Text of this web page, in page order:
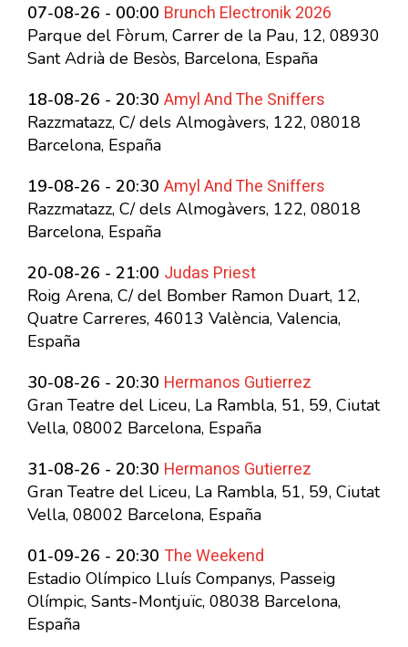
07-08-26 - 00:00 Brunch Electronik 2026
Parque del Fòrum, Carrer de la Pau, 12, 08930
Sant Adrià de Besòs, Barcelona, España
18-08-26 - 20:30 Amyl And The Sniffers
Razzmatazz, C/ dels Almogàvers, 122, 08018
Barcelona, España
19-08-26 - 20:30 Amyl And The Sniffers
Razzmatazz, C/ dels Almogàvers, 122, 08018
Barcelona, España
20-08-26 - 21:00 Judas Priest
Roig Arena, C/ del Bomber Ramon Duart, 12,
Quatre Carreres, 46013 València, Valencia,
España
30-08-26 - 20:30 Hermanos Gutierrez
Gran Teatre del Liceu, La Rambla, 51, 59, Ciutat
Vella, 08002 Barcelona, España
31-08-26 - 20:30 Hermanos Gutierrez
Gran Teatre del Liceu, La Rambla, 51, 59, Ciutat
Vella, 08002 Barcelona, España
01-09-26 - 20:30 The Weekend
Estadio Olímpico Lluís Companys, Passeig
Olímpic, Sants-Montjuïc, 08038 Barcelona,
España